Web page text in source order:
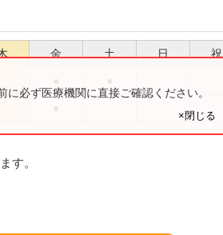
金 土 日 祝
必ず医療機関に直接ご確認ください。
×閉じる
す。